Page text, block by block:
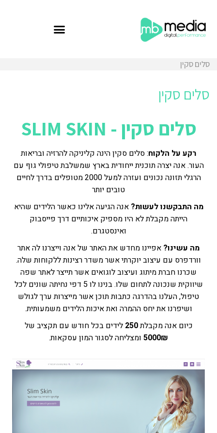
סלים סקין
סלים סקין
סלים סקין - SLIM SKIN
רקע על הלקוח: סלים סקין הינה קליניקה להרזיה ובריאות
העור. אנה יצרה תוכנית ייחודית בארץ שמשלבת טיפולי גוף עם
הרגלי תזונה נכונים ועזרה למעל 2000 מטופלים בדרך לחיים
טובים יותר
מה התבקשנו לעשות? אנה הגיעה אלינו כאשר הלידים שהיא
הייתה מקבלת לא היו מספיק איכותיים דרך פייסבוק
ואינסטגרם.
מה עשינו? אפיינו מחדש את האתר של אנה וייצרנו לה אתר
וורדפרס עם עיצוב יוקרתי אשר משדר רצינות ללקוחות שלה.
שכרנו חברת מיתוג ועיצוב לוגואים אשר תייצר לאתר שפה
שיווקית שנכונה לתחום שלו. בנינו לו 5 דפי נחיתה שונים לכל
טיפול, העלנו בהדרגה כתבות תוכן אשר מייצרות ערך לגולש
ושיפרנו את יחס ההמרה ואת איכות הלידים משמעותית.
כיום אנה מקבלת250 לידים בכל חודש עם תקציב של
5000₪ ומצליחה לסגור המון עסקאות.